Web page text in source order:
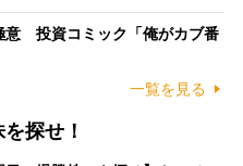
意 投資コミック「俺がカブ番
一覧を見る
探せ！